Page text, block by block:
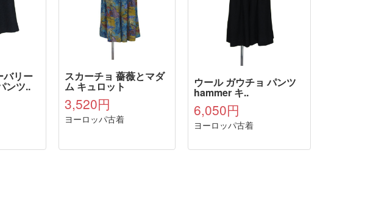
バリー
ンツ..
スカーチョ 薔薇とマダ
ム キュロット
3,520円
ヨーロッパ古着
ウール ガウチョ パンツ
hammer キ..
6,050円
ヨーロッパ古着